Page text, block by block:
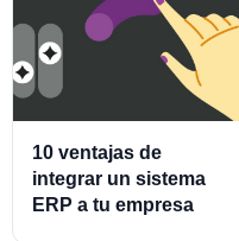
10 ventajas de
integrar un sistema
ERP a tu empresa